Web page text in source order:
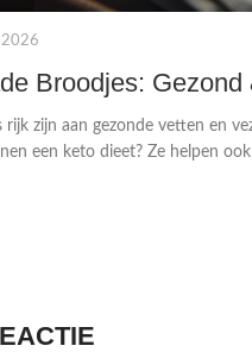
2026
Broodjes: Gezond
zijn aan gezonde vetten en
een keto dieet? Ze helpen